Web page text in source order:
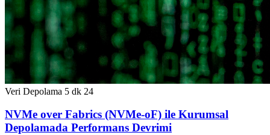
Veri Depolama 5 dk 24
NVMe over Fabrics (NVMe-oF) ile Kurumsal
Depolamada Performans Devrimi